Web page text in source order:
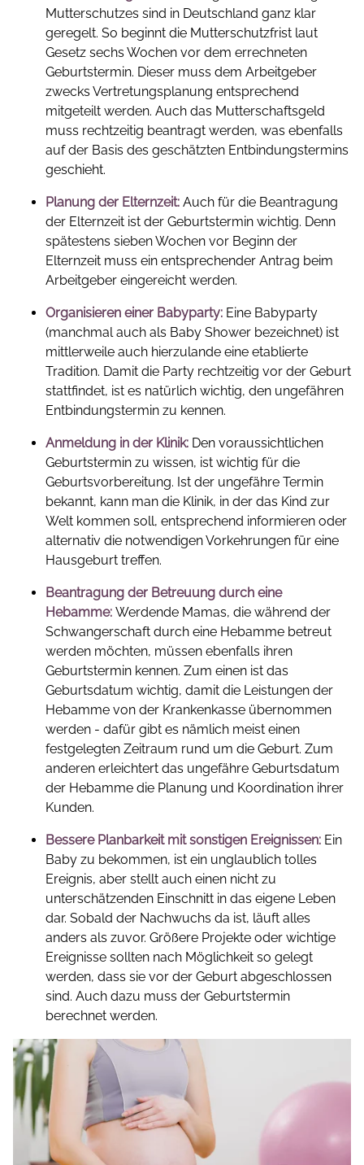
Mutterschutzes sind in Deutschland ganz klar
geregelt. So beginnt die Mutterschutzfrist laut
Gesetz sechs Wochen vor dem errechneten
Geburtstermin. Dieser muss dem Arbeitgeber
zwecks Vertretungsplanung entsprechend
mitgeteilt werden. Auch das Mutterschaftsgeld
muss rechtzeitig beantragt werden, was ebenfalls
auf der Basis des geschätzten Entbindungstermins
geschieht.
Planung der Elternzeit: Auch für die Beantragung
der Elternzeit ist der Geburtstermin wichtig. Denn
spätestens sieben Wochen vor Beginn der
Elternzeit muss ein entsprechender Antrag beim
Arbeitgeber eingereicht werden.
Organisieren einer Babyparty: Eine Babyparty
(manchmal auch als Baby Shower bezeichnet) ist
mittlerweile auch hierzulande eine etablierte
Tradition. Damit die Party rechtzeitig vor der Geburt
stattfindet, ist es natürlich wichtig, den ungefähren
Entbindungstermin zu kennen.
Anmeldung in der Klinik: Den voraussichtlichen
Geburtstermin zu wissen, ist wichtig für die
Geburtsvorbereitung. Ist der ungefähre Termin
bekannt, kann man die Klinik, in der das Kind zur
Welt kommen soll, entsprechend informieren oder
alternativ die notwendigen Vorkehrungen für eine
Hausgeburt treffen.
Beantragung der Betreuung durch eine
Hebamme: Werdende Mamas, die während der
Schwangerschaft durch eine Hebamme betreut
werden möchten, müssen ebenfalls ihren
Geburtstermin kennen. Zum einen ist das
Geburtsdatum wichtig, damit die Leistungen der
Hebamme von der Krankenkasse übernommen
werden - dafür gibt es nämlich meist einen
festgelegten Zeitraum rund um die Geburt. Zum
anderen erleichtert das ungefähre Geburtsdatum
der Hebamme die Planung und Koordination ihrer
Kunden.
Bessere Planbarkeit mit sonstigen Ereignissen: Ein
Baby zu bekommen, ist ein unglaublich tolles
Ereignis, aber stellt auch einen nicht zu
unterschätzenden Einschnitt in das eigene Leben
dar. Sobald der Nachwuchs da ist, läuft alles
anders als zuvor. Größere Projekte oder wichtige
Ereignisse sollten nach Möglichkeit so gelegt
werden, dass sie vor der Geburt abgeschlossen
sind. Auch dazu muss der Geburtstermin
berechnet werden.